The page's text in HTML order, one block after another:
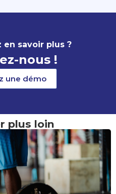
en savoir plus ?
nous !
une démo
plus loin